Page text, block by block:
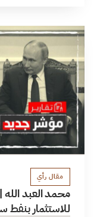
مقال رأي
محمد العبد
للاستثمار بنفط